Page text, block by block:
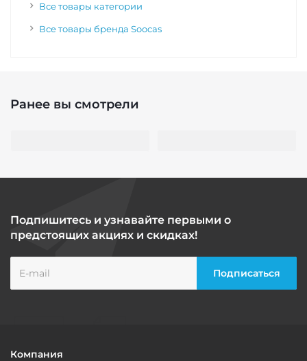
Все товары категории
Все товары бренда Soocas
Ранее вы смотрели
Подпишитесь и узнавайте первыми о
предстоящих акциях и скидках!
Компания